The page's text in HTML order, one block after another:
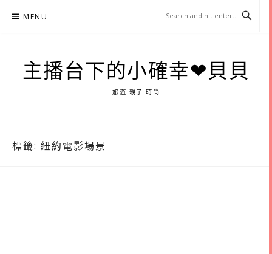
MENU
主播台下的小確幸❤貝貝
旅遊.親子.時尚
標籤: 紐約電影場景